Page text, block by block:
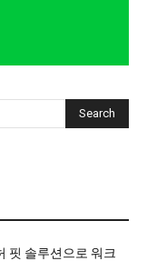
Search
핏 솔루션으로 워크